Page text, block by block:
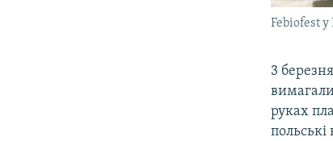
Febiofest у
3
руках